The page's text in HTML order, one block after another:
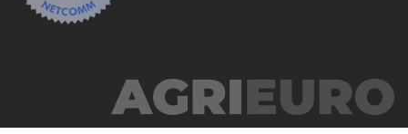
Taille-haies
Tondeuses à Gazon
Keter